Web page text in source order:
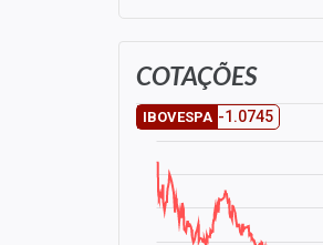
COTAÇÕES
IBOVESPA -1.0745